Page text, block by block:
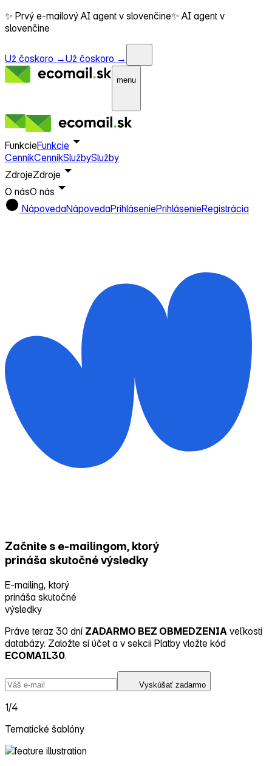
✨ Prvý e-mailový AI agent v slovenčine✨ AI agent v
slovenčine
Už čoskoro →Už čoskoro →
menu
FunkcieFunkcie
CenníkCenníkSlužbySlužby
ZdrojeZdroje
O násO nás
NápovedaNápovedaPrihláseniePrihlásenieRegistrácia
Začnite s e‑mailingom, ktorý
prináša skutočné výsledky
E-mailing, ktorý
prináša skutočné
výsledky
Práve teraz 30 dní ZADARMO BEZ OBMEDZENIA veľkosti
databázy. Založte si účet a v sekcii Platby vložte kód
ECOMAIL30.
Vyskúšať zadarmo
1/4
Tematické šablóny